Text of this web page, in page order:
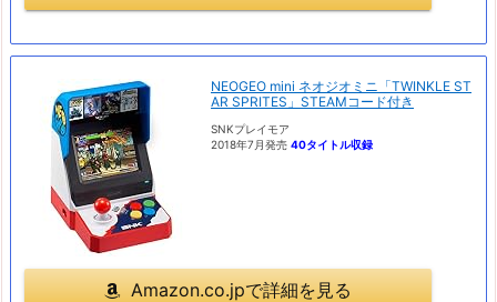
NEOGEO mini ネオジオミニ「TWINKLE ST
AR SPRITES」STEAMコード付き
SNKプレイモア
2018年7月発売 40タイトル収録
Amazon.co.jpで詳細を見る